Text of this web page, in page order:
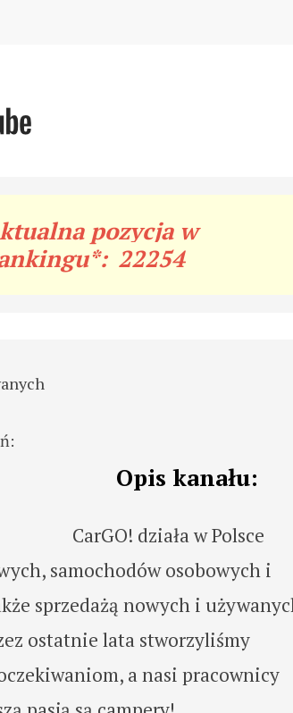
pozycja w
22254
Opis kanału:
CarGO! działa w Polsce
samochodów osobowych i
sprzedażą nowych i
ostatnie lata stworzyliśmy
a nasi pracownicy